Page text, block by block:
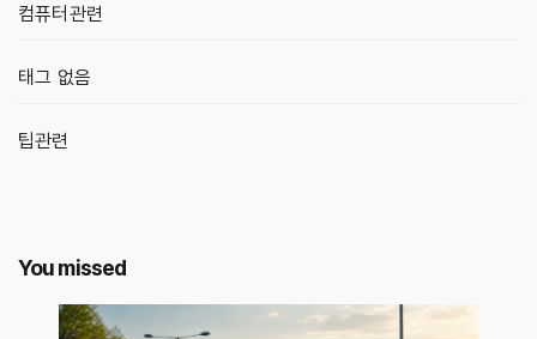
컴퓨터관련
태그 없음
팁관련
You missed